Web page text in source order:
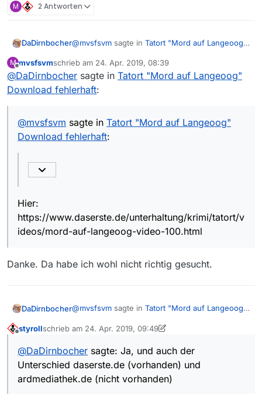
M 2 Antworten
DaDirnbocher@mvsfsvm sagte in Tatort "Mord auf Langeoog"
Zumindest jetzt finde ich den Tatort Mord
auf Langeoog weder in der Mediathek des
NDR noch in der “Das-Erste”-Mediathek.
Hier:
rt/videos/mord-auf-langeoog-video-100.html
Die ARD ist da dann aber wenig
konsequent, wenn sie die Hörfassung
M
Offline
mvsfsvmschrieb am 24. Apr. 2019, 08:39
zuletzt editiert von
@DaDirnbocher sagte in Tatort "Mord auf Langeoog"
Download fehlerhaft:
@mvsfsvm sagte in Tatort "Mord auf Langeoog"
Download fehlerhaft:
Hier:
https://www.daserste.de/unterhaltung/krimi/tatort/v
ideos/mord-auf-langeoog-video-100.html
Danke. Da habe ich wohl nicht richtig gesucht.
DaDirnbocher@mvsfsvm sagte in Tatort "Mord auf Langeoog"
auf Langeoog weder in der Mediathek des
NDR noch in der “Das-Erste”-Mediathek.
Hier:
https://www.daserste.de/unterhaltung/krimi/tato
rt/videos/mord-auf-langeoog-video-100.html
styrollschrieb am 24. Apr. 2019, 09:49
zuletzt editiert von styroll
@DaDirnbocher sagte: Ja, und auch der
Unterschied daserste.de (vorhanden) und
ardmediathek.de (nicht vorhanden)